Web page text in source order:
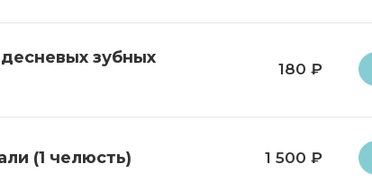
зубных
180 ₽
(1 челюсть) 1 500 ₽